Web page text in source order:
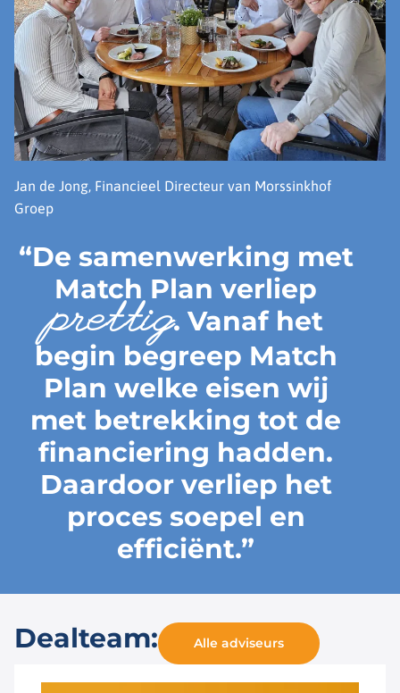
Jan de Jong, Financieel Directeur van Morssinkhof
Groep
“De samenwerking met
Match Plan verliep
prettig. Vanaf het
begin begreep Match
Plan welke eisen wij
met betrekking tot de
financiering hadden.
Daardoor verliep het
proces soepel en
efficiënt.”
Dealteam: Alle adviseurs